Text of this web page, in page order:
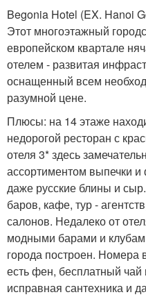
Begonia Hotel (EX. Hanoi
Этот многоэтажный
европейском квартале
отелем - развитая
оснащенный всем
разумной цене.
Плюсы: на 14 этаже
недорогой ресторан с
отеля 3* здесь
ассортиментом выпечки
даже русские блины и
баров, кафе, тур -
салонов. Недалеко от
модными барами и
города построен.
есть фен, бесплатный
исправная сантехника и